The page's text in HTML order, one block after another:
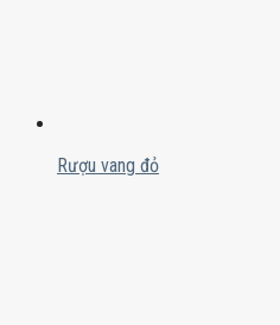
Rượu vang đỏ